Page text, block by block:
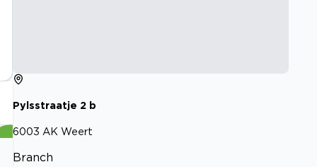
Pylsstraatje 2 b
6003 AK Weert
Branch